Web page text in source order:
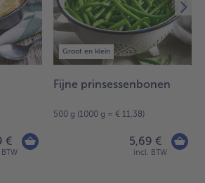
€
Groot en klein
Fijne prinsessenbonen
500 g (1000 g = € 11,38)
5,69 €
incl. BTW